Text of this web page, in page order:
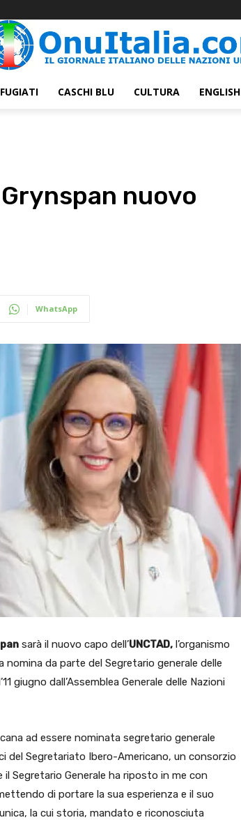
CASCHI BLU CULTURA ENGLISH
nuovo
WhatsApp
sarà il nuovo capo dell’UNCTAD, l’organismo
da parte del Segretario generale delle
giugno dall’Assemblea Generale delle Nazioni
ad essere nominata segretario generale
del Segretariato Ibero-Americano, un consorzio
Segretario Generale ha riposto in me con
di portare la sua esperienza e il suo
la cui storia, mandato e riconosciuta